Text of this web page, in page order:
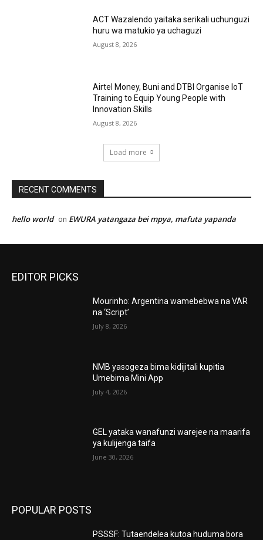
ACT Wazalendo yaitaka serikali uchunguzi
huru wa matukio ya uchaguzi
August 8, 2026
Airtel Money, Buni and DTBI Organise IoT
Training to Equip Young People with
Innovation Skills
August 8, 2026
Load more
RECENT COMMENTS
hello world on EWURA yatangaza bei mpya, mafuta yapanda
EDITOR PICKS
Mourinho: Argentina wamebebwa na VAR
na ‘Script’
July 8, 2026
NMB yasogeza bima kidijitali kupitia
Umebima Mini App
July 4, 2026
GEL yataka wanafunzi warejee na maarifa
ya kulijenga taifa
June 30, 2026
POPULAR POSTS
PSSSF: Tutaendelea kutoa huduma bora